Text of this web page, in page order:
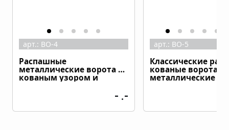
арт.: ВО-4
Распашные
металлические ворота с
кованым узором и
- .-
арт.: ВО-5
Классические
кованые ворота
металлические с